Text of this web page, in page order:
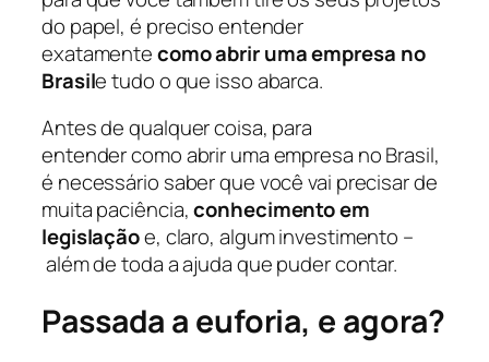
do papel, é preciso entender
exatamentecomo abrir uma empresa no
Brasile tudo o que isso abarca.
Antes de qualquer coisa, para
entender como abrir uma empresa no Brasil,
é necessário saber que você vai precisar de
muita paciência,conhecimento em
legislaçãoe, claro, algum investimento –
além de toda a ajuda que puder contar.
Passada a euforia, e agora?